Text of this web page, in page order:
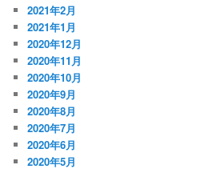
2021年2月
2021年1月
2020年12月
2020年11月
2020年10月
2020年9月
2020年8月
2020年7月
2020年6月
2020年5月